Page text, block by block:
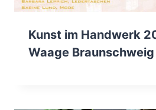
Kunst im Handwerk
Waage Braunschweig